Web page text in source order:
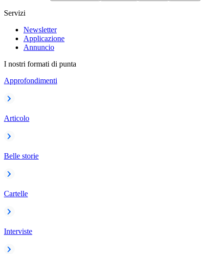
Servizi
Newsletter
Applicazione
Annuncio
I nostri formati di punta
Approfondimenti
Articolo
Belle storie
Cartelle
Interviste